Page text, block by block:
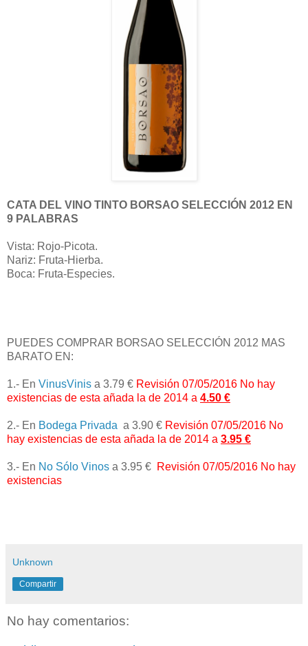
CATA DEL VINO TINTO BORSAO SELECCIÓN 2012 EN
9 PALABRAS
Vista: Rojo-Picota.
Nariz: Fruta-Hierba.
Boca: Fruta-Especies.
PUEDES COMPRAR BORSAO SELECCIÓN 2012 MAS
BARATO EN:
1.- En VinusVinis a 3.79 € Revisión 07/05/2016 No hay
existencias de esta añada la de 2014 a 4.50 €
2.- En Bodega Privada a 3.90 € Revisión 07/05/2016 No
hay existencias de esta añada la de 2014 a 3.95 €
3.- En No Sólo Vinos a 3.95 € Revisión 07/05/2016 No hay
existencias
Unknown
Compartir
No hay comentarios: